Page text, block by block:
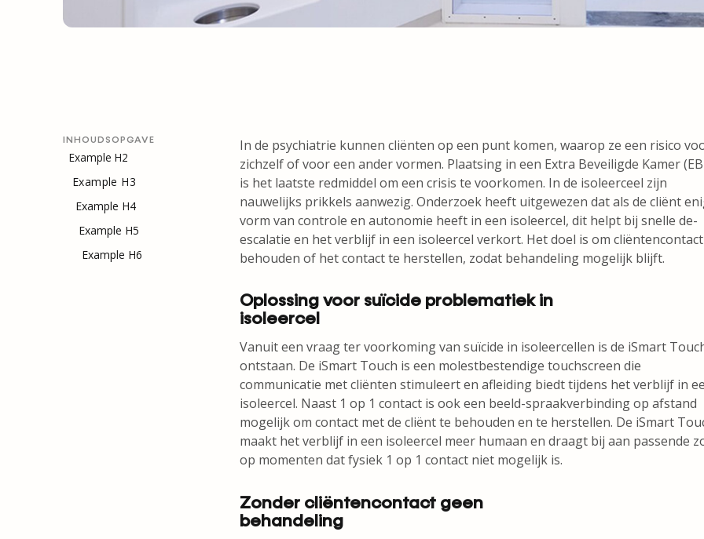
INHOUDSOPGAVE
Example H2
Example H3
Example H4
Example H5
Example H6
In de psychiatrie kunnen cliënten op een punt komen, waarop ze een risico
zichzelf of voor een ander vormen. Plaatsing in een Extra Beveiligde Kamer
is het laatste redmiddel om een crisis te voorkomen. In de isoleerceel zijn
nauwelijks prikkels aanwezig. Onderzoek heeft uitgewezen dat als de cliënt
vorm van controle en autonomie heeft in een isoleercel, dit helpt bij snelle de-
escalatie en het verblijf in een isoleercel verkort. Het doel is om
behouden of het contact te herstellen, zodat behandeling mogelijk blijft.
Oplossing voor suïcide problematiek in
isoleercel
Vanuit een vraag ter voorkoming van suïcide in isoleercellen is de iSmart
ontstaan. De iSmart Touch is een molestbestendige touchscreen die
communicatie met cliënten stimuleert en afleiding biedt tijdens het verblijf in
isoleercel. Naast 1 op 1 contact is ook een beeld-spraakverbinding op afstand
mogelijk om contact met de cliënt te behouden en te herstellen. De iSmart
maakt het verblijf in een isoleercel meer humaan en draagt bij aan passende
op momenten dat fysiek 1 op 1 contact niet mogelijk is.
Zonder cliëntencontact geen
behandeling